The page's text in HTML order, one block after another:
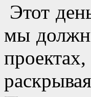
Этот
мы